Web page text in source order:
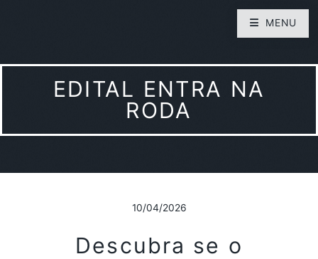
EDITAL ENTRA NA
RODA
10/04/2026
Descubra se o
MENU